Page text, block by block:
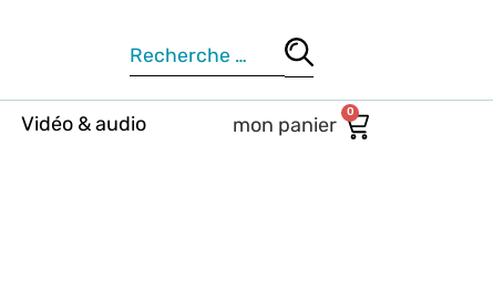
Vidéo & audio 0